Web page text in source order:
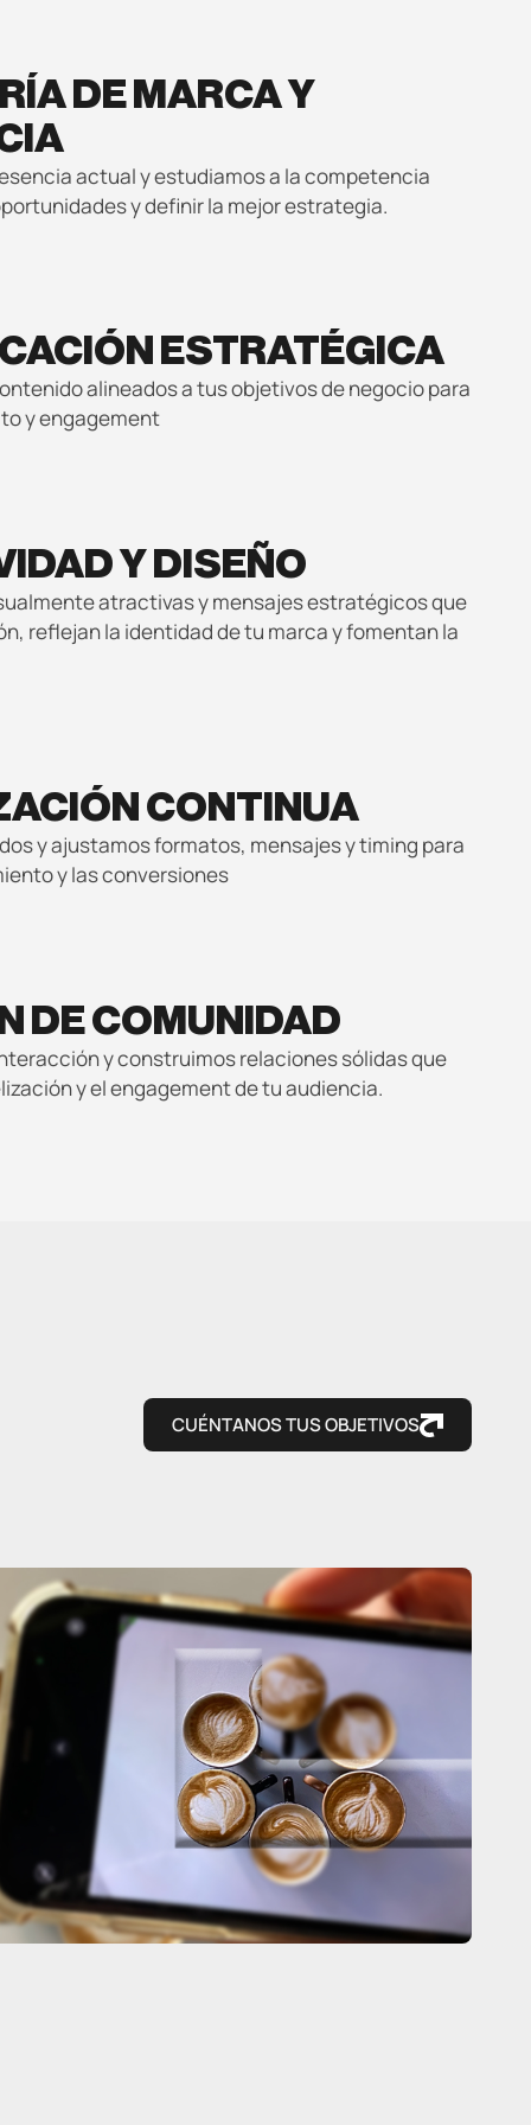
DE MARCA Y
actual y estudiamos a la competencia
y definir la mejor estrategia.
ESTRATÉGICA
alineados a tus objetivos de negocio para
y engagement
Y DISEÑO
atractivas y mensajes estratégicos que
reflejan la identidad de tu marca y fomentan la
CONTINUA
y ajustamos formatos, mensajes y timing para
y las conversiones
DE COMUNIDAD
y construimos relaciones sólidas que
y el engagement de tu audiencia.
CUÉNTANOS TUS OBJETIVOS